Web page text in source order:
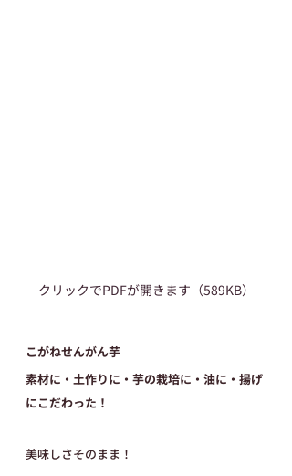
クリックでPDFが開きます（589KB）
こがねせんがん芋
素材に・土作りに・芋の栽培に・油に・揚げ
にこだわった！
美味しさそのまま！